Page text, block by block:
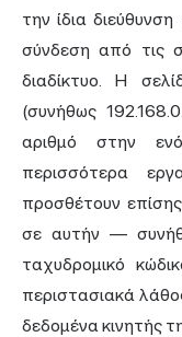
την ίδια
σύνδεση από τις
διαδίκτυο. Η
(συνήθως
αριθμό στην
περισσότερα
προσθέτουν
σε αυτήν —
ταχυδρομικό
περιστασιακά
δεδομένα κινητής